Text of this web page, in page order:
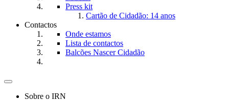
Press kit
Cartão de Cidadão: 14 anos
Contactos
Onde estamos
Lista de contactos
Balcões Nascer Cidadão
Toggle
navigationSobre o IRN